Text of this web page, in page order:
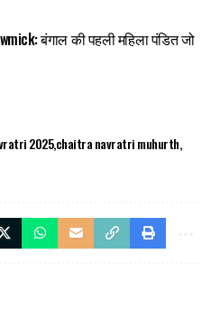
बंगाल की पहली महिला पंडित जो
2025chaitra navratri muhurth